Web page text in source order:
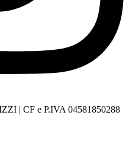
| CF e P.IVA 04581850288